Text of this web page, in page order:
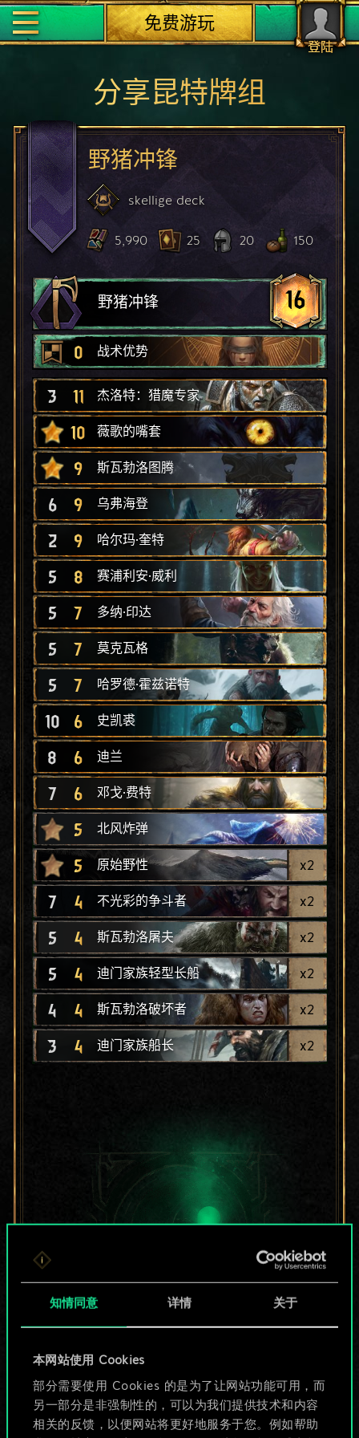
知情同意 详情 关于
本网站使用 Cookies
部分需要使用 Cookies 的是为了让网站功能可用，而
另一部分是非强制性的，可以为我们提供技术和内容
相关的反馈，以便网站将更好地服务于您。例如帮助
登陆
免费游玩
分享昆特牌组
野猪冲锋
skellige deck
5,990 25 20 150
野猪冲锋 16
0 战术优势
3 11 杰洛特：猎魔专家
10 薇歌的嘴套
9 斯瓦勃洛图腾
6 9 乌弗海登
2 9 哈尔玛·奎特
5 8 赛浦利安·威利
5 7 多纳·印达
5 7 莫克瓦格
5 7 哈罗德·霍兹诺特
10 6 史凯裘
8 6 迪兰
7 6 邓戈·费特
5 北风炸弹
5 原始野性 x2
7 4 不光彩的争斗者 x2
5 4 斯瓦勃洛屠夫 x2
5 4 迪门家族轻型长船 x2
4 4 斯瓦勃洛破坏者 x2
3 4 迪门家族船长 x2
目前只是分享了一套
牌，但能做的不止这
些！